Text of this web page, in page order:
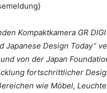
Kompaktkamera GR
Japanese Design Today”
von der Japan
fortschrittlicher
wie Möbel,